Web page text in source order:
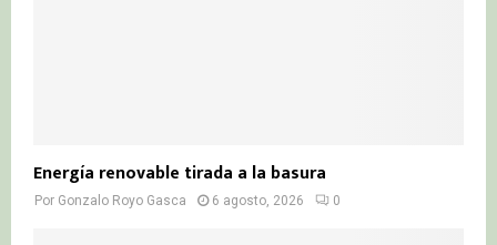
Energía renovable tirada a la basura
Por Gonzalo Royo Gasca 6 agosto, 2026 0